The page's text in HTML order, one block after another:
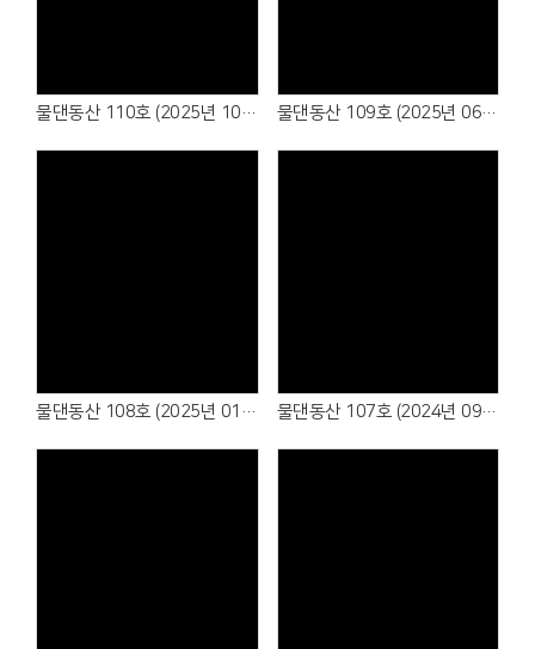
물댄동산 110호 (2025년 10월) 물댄동산 109호 (2025년 06월)
물댄동산 108호 (2025년 01월) 물댄동산 107호 (2024년 09월)